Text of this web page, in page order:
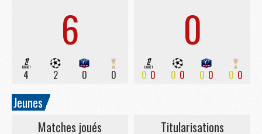
6
4 2 0 0
0
0 0 0 0 0 0 0 0
Jeunes
Matches joués
Titularisations